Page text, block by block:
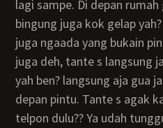
lagi sampe. Di depan
bingung juga kok gelap
juga ngaada yang bukain
juga deh, tante s langsung
yah ben? langsung aja gua
depan pintu. Tante s agak
telpon dulu?? Ya udah